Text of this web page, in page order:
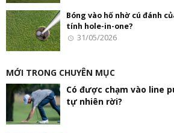
Bóng vào hố nhờ cú đánh
tính hole-in-one?
31/05/2026
MỚI TRONG CHUYÊN MỤC
Có được chạm vào line
tự nhiên rời?